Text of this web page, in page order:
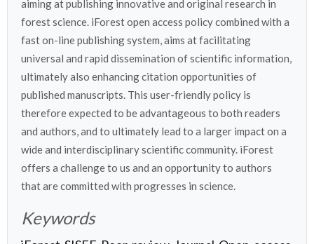
aiming at publishing innovative and original research in
forest science. iForest open access policy combined with a
fast on-line publishing system, aims at facilitating
universal and rapid dissemination of scientific information,
ultimately also enhancing citation opportunities of
published manuscripts. This user-friendly policy is
therefore expected to be advantageous to both readers
and authors, and to ultimately lead to a larger impact on a
wide and interdisciplinary scientific community. iForest
offers a challenge to us and an opportunity to authors
that are committed with progresses in science.
Keywords